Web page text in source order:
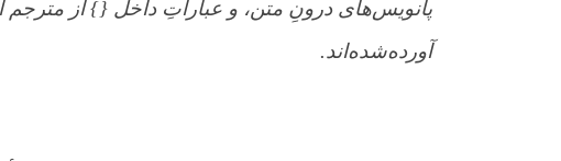
پانویس‌های درونِ متن، و عباراتِ داخل {} از مترجم
آورده‌شده‌اند.